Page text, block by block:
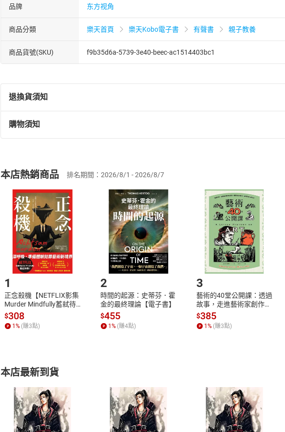
品牌 东方视角
商品分類 樂天首頁 樂天Kobo電子書 有聲書 親子教養
商品貨號(SKU) f9b35d6a-5739-3e40-beec-ac1514403bc1
退換貨須知
退換貨規定：
(一)依消費者保護法第19條第1項後段暨通訊交易解除權合理例外情事適用
(二)消費者訂購本店鋪之商品即代表知悉本店鋪所銷售之商品為電子書，
且已下載/存取電子書，不得請求退貨退款。
退貨方式：您欲取消訂單或辦理退貨時，請登入樂天市場，並於「我的訂單
貨」，本店鋪將依您的申請進行審核，待審核通過後將為您辦理退款事宜。
請注意，樂天市場須以整筆訂單為單位進行取消/退貨，恕無法以單支商品取
購物須知
挑選商品
Choose
放入購物車
Shopping cart
登入帳號
Login
購書後，如何開始使用？
Step1.選擇閱讀載具 Step2.登入
本店熱銷商品 排名期間：2026/8/1 - 2026/8/7
1
正念殺機【NETFLIX影集
Murder Mindfully蓄弒待
發】【電子書】
$308
1% (賺3點)
2
時間的起源：史蒂芬．霍
金的最終理論【電子書】
$455
1% (賺4點)
3
藝術的40堂公開課：透過
故事，走進藝術家創作現
場，看藝術如何誕生、如
何形塑人類生活【電子
書】
$385
1% (賺3點)
本店最新到貨